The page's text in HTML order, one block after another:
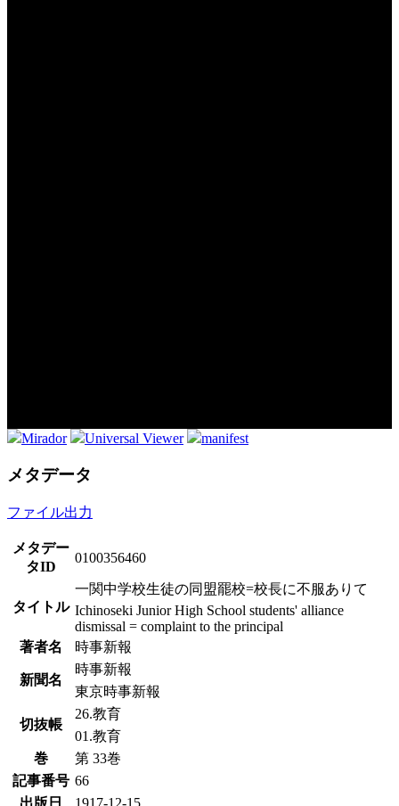
Mirador Universal Viewer manifest
メタデータ
ファイル出力
メタデー
タID
0100356460
タイトル
一関中学校生徒の同盟罷校=校長に不服ありて
Ichinoseki Junior High School students' alliance
dismissal = complaint to the principal
著者名
時事新報
新聞名
時事新報
東京時事新報
切抜帳
26.教育
01.教育
巻
第 33巻
記事番号 66
出版日
1917-12-15